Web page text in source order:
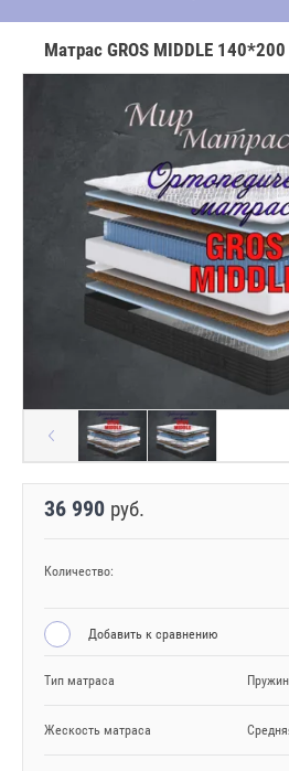
Матрас GROS MIDDLE
36 990 руб.
Количество:
Добавить к сравнению
Тип матраса
Жескость матраса